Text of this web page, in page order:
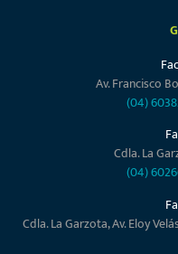
Av. Francisco
(04)
Cdla. La
(04)
Cdla. La Garzota, Av. Eloy